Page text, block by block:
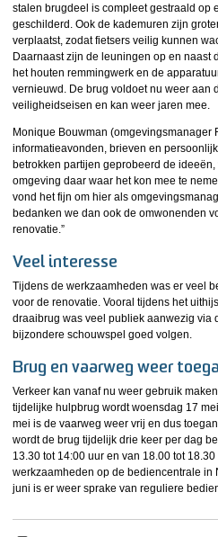
stalen brugdeel is compleet gestraald op
geschilderd. Ook de kademuren zijn
verplaatst, zodat fietsers veilig kunnen
Daarnaast zijn de leuningen op en naast
het houten remmingwerk en de
vernieuwd. De brug voldoet nu weer aan
veiligheidseisen en kan weer jaren mee.
Monique Bouwman (omgevingsmanager
informatieavonden, brieven en
betrokken partijen geprobeerd de
omgeving daar waar het kon mee te
vond het fijn om hier als
bedanken we dan ook de omwonenden
renovatie.”
Veel interesse
Tijdens de werkzaamheden was er veel
voor de renovatie. Vooral tijdens het
draaibrug was veel publiek aanwezig via
bijzondere schouwspel goed volgen.
Brug en vaarweg weer
Verkeer kan vanaf nu weer gebruik
tijdelijke hulpbrug wordt woensdag 17
mei is de vaarweg weer vrij en dus
wordt de brug tijdelijk drie keer per dag
13.30 tot 14:00 uur en van 18.00 tot
werkzaamheden op de bediencentrale in
juni is er weer sprake van reguliere